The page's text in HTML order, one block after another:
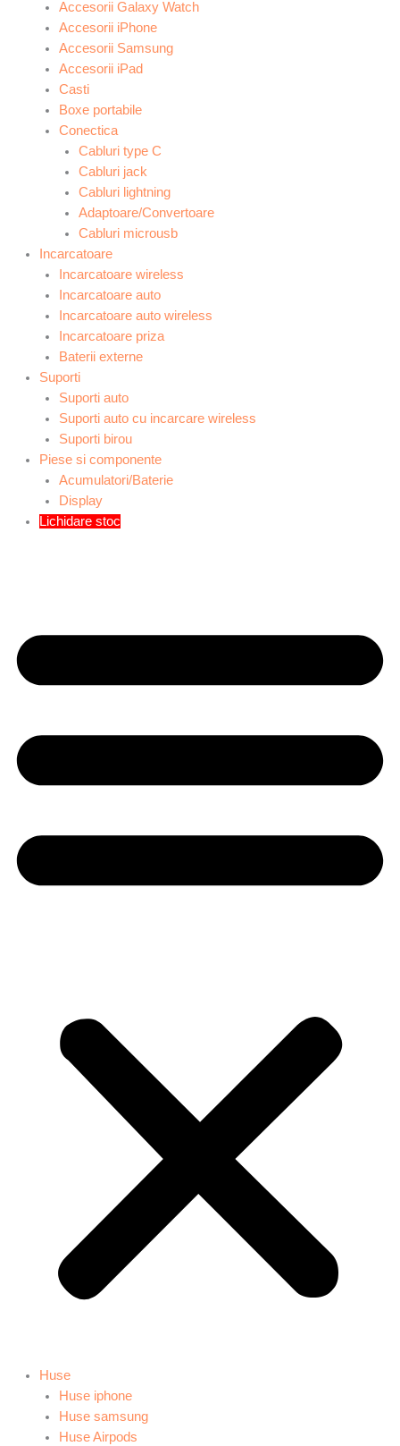
Accesorii Galaxy Watch
Accesorii iPhone
Accesorii Samsung
Accesorii iPad
Casti
Boxe portabile
Conectica
Cabluri type C
Cabluri jack
Cabluri lightning
Adaptoare/Convertoare
Cabluri microusb
Incarcatoare
Incarcatoare wireless
Incarcatoare auto
Incarcatoare auto wireless
Incarcatoare priza
Baterii externe
Suporti
Suporti auto
Suporti auto cu incarcare wireless
Suporti birou
Piese si componente
Acumulatori/Baterie
Display
Lichidare stoc
Huse
Huse iphone
Huse samsung
Huse Airpods